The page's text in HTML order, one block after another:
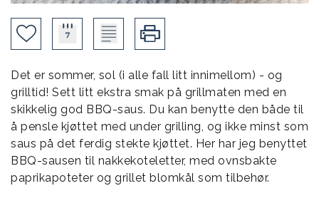
Det er sommer, sol (i alle fall litt innimellom) - og
grilltid! Sett litt ekstra smak på grillmaten med en
skikkelig god BBQ-saus. Du kan benytte den både til
å pensle kjøttet med under grilling, og ikke minst som
saus på det ferdig stekte kjøttet. Her har jeg benyttet
BBQ-sausen til nakkekoteletter, med ovnsbakte
paprikapoteter og grillet blomkål som tilbehør.